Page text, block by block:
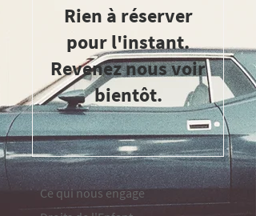
Rien à réserver
pour l'instant.
Revenez nous voir
bientôt.
Ce qui nous engage